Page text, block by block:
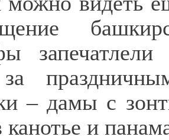
– дамы с
канотье и